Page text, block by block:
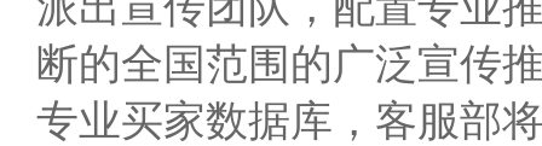
断的全国范围的广泛宣传
专业买家数据库，客服部